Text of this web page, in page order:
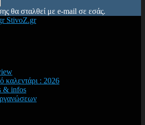
θα σταλθεί με e-mail σε εσάς.
StivoZ.gr
καλεντάρι : 2026
& infos